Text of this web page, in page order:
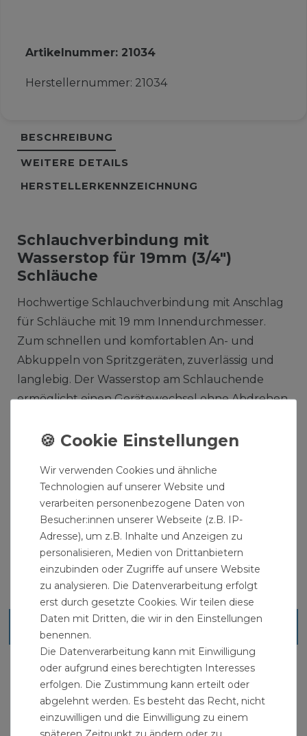
Artikelnummer: 21034
Herstellernummer: 21034
BESCHREIBUNG
WEITERE DETAILS
HERSTELLERKENNZEICHNUNG
Schlauchverbindung mit
Wasserstop für 19mm (3/4")
Schläuche
Hochwertige Schlauchverbindung mit Anschlag
für Schläuche mit 19 mm Innendurchmesser.
Zum schnellen und komfortablen An- und
Abkuppeln von Spritzgeräten, zuverlässig und
langlebig. Der Wasserstop am Schlauchende
ermöglicht einen Gerätewechsel ohne Abdrehen
Produktdaten:
Material: Kunststoff
Schlauchgröße: 3/4 Zoll / 19 mm
Wir verwenden Cookies und ähnliche
Technologien auf unserer Website und
verarbeiten personenbezogene Daten von
Besucher:innen unserer Webseite (z.B. IP-
Adresse), um z.B. Inhalte und Anzeigen zu
personalisieren, Medien von Drittanbietern
einzubinden oder Zugriffe auf unsere Website
zu analysieren. Die Datenverarbeitung erfolgt
erst durch gesetzte Cookies. Wir teilen diese
Daten mit Dritten, die wir in den Einstellungen
benennen.
Die Datenverarbeitung kann mit Einwilligung
oder aufgrund eines berechtigten Interesses
erfolgen. Die Zustimmung kann erteilt oder
abgelehnt werden. Es besteht das Recht, nicht
einzuwilligen und die Einwilligung zu einem